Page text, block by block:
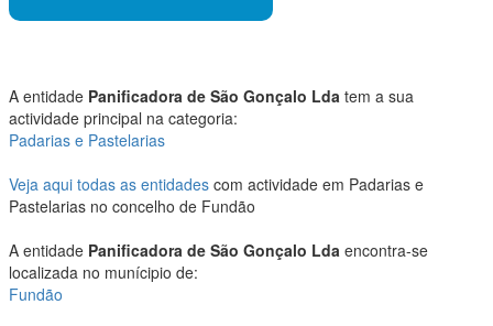
A entidade Panificadora de São Gonçalo Lda tem a sua
actividade principal na categoria:
Padarias e Pastelarias
Veja aqui todas as entidades com actividade em Padarias e
Pastelarias no concelho de Fundão
A entidade Panificadora de São Gonçalo Lda encontra-se
localizada no munícipio de:
Fundão